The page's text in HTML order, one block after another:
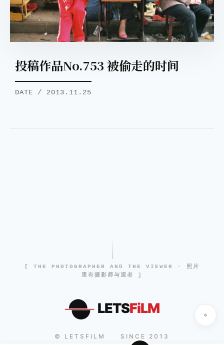
投稿作品No.753 被偷走的时间
DATE / 2013.11.25
[ THE PHOTOGRAPHER AND THE VIEWER · 照片
里有摄影师与观者 ]
LETSFiLM
© LETSFILM SINCE 2013